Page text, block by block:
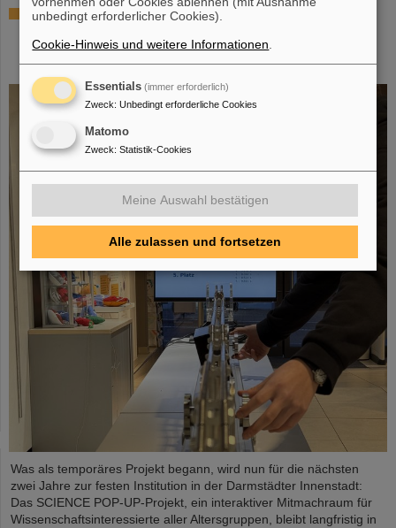
SCIENCE POP-UP von GSI/FAIR wird zur
Wissenschaftsbegeisterte in der Darmstädter
Innenstadt
Was als temporäres Projekt begann, wird nun für die nächsten
zwei Jahre zur festen Institution in der Darmstädter Innenstadt:
Das SCIENCE POP-UP-Projekt, ein interaktiver Mitmachraum für
Wissenschaftsinteressierte aller Altersgruppen, bleibt langfristig in
unbedingt erforderlicher Cookies).
Cookie-Hinweis und weitere Informationen
Essentials (immer erforderlich)
Zweck: Unbedingt erforderliche Cookies
Matomo
Zweck: Statistik-Cookies
Meine Auswahl bestätigen
Alle zulassen und fortsetzen